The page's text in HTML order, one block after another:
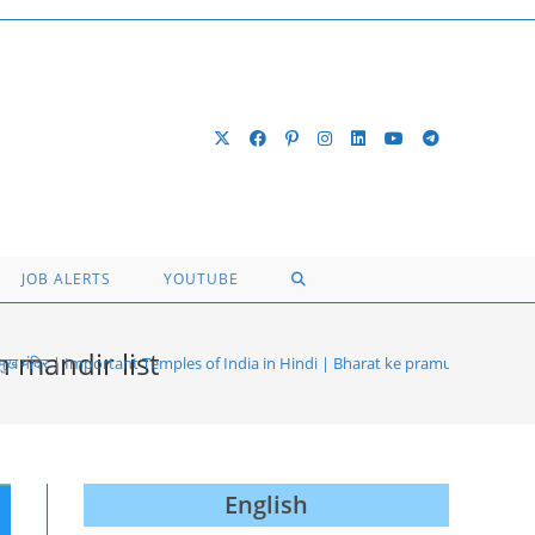
JOB ALERTS YOUTUBE
TOGGLE
SEARCH
mandir list
मंदिर | Important Temples of India in Hindi | Bharat ke pramukh mandir
English